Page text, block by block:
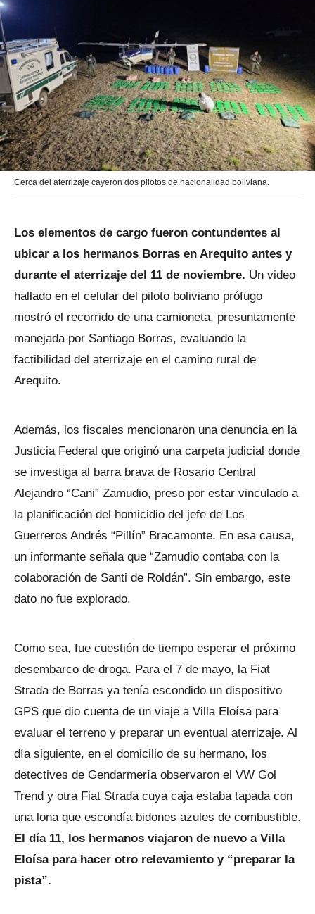
Cerca del aterrizaje cayeron dos pilotos de nacionalidad boliviana.
Los elementos de cargo fueron contundentes al
ubicar a los hermanos Borras en Arequito antes y
durante el aterrizaje del 11 de noviembre. Un video
hallado en el celular del piloto boliviano prófugo
mostró el recorrido de una camioneta, presuntamente
manejada por Santiago Borras, evaluando la
factibilidad del aterrizaje en el camino rural de
Arequito.
Además, los fiscales mencionaron una denuncia en la
Justicia Federal que originó una carpeta judicial donde
se investiga al barra brava de Rosario Central
Alejandro “Cani” Zamudio, preso por estar vinculado a
la planificación del homicidio del jefe de Los
Guerreros Andrés “Pillín” Bracamonte. En esa causa,
un informante señala que “Zamudio contaba con la
colaboración de Santi de Roldán”. Sin embargo, este
dato no fue explorado.
Como sea, fue cuestión de tiempo esperar el próximo
desembarco de droga. Para el 7 de mayo, la Fiat
Strada de Borras ya tenía escondido un dispositivo
GPS que dio cuenta de un viaje a Villa Eloísa para
evaluar el terreno y preparar un eventual aterrizaje. Al
día siguiente, en el domicilio de su hermano, los
detectives de Gendarmería observaron el VW Gol
Trend y otra Fiat Strada cuya caja estaba tapada con
una lona que escondía bidones azules de combustible.
El día 11, los hermanos viajaron de nuevo a Villa
Eloísa para hacer otro relevamiento y “preparar la
pista”.